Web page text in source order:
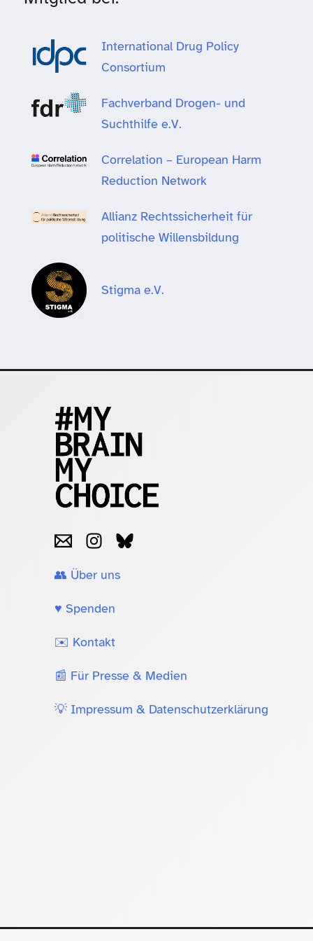
International Drug Policy
Consortium
Fachverband Drogen- und
Suchthilfe e.V.
Correlation – European Harm
Reduction Network
Allianz Rechtssicherheit für
politische Willensbildung
Stigma e.V.
👥 Über uns
♥️ Spenden
✉️ Kontakt
📰 Für Presse & Medien
💡 Impressum & Datenschutzerklärung